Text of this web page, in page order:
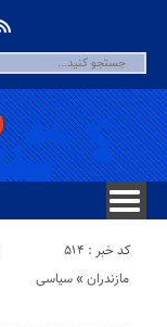
کد خبر : 514
سیاسی « مازندران